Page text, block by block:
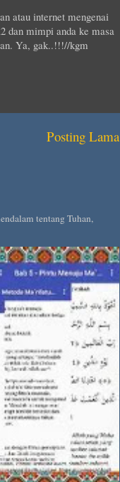
atau internet mengenai
dan mimpi anda ke masa
Ya, gak..!!!//kgm
Posting Lama
tentang Tuhan,